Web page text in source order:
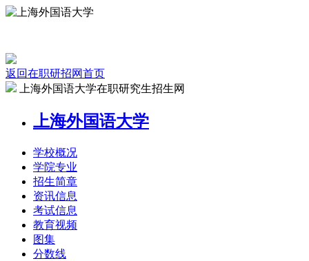
返回在职研招网首页
上海外国语大学在职研究生招生网
上海外国语大学
学校概况
学院专业
招生简章
资讯信息
考试信息
教育视频
图集
分数线